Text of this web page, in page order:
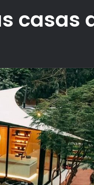
casas